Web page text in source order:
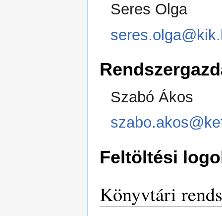
Seres Olga
Szabó Ákos
Feltöltési
Könyvtári